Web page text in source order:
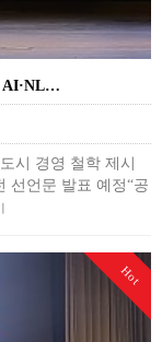
AI·NL…
시 경영 철학 제시
선언문 발표 예정“공
Hot